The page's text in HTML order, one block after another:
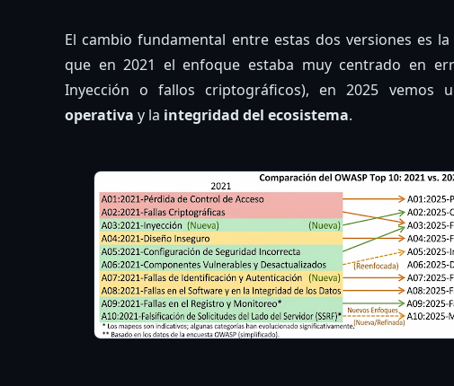
El cambio fundamental entre estas dos versiones es
que en 2021 el enfoque estaba muy centrado en
Inyección o fallos criptográficos), en 2025 vemos
operativa y la integridad del ecosistema.